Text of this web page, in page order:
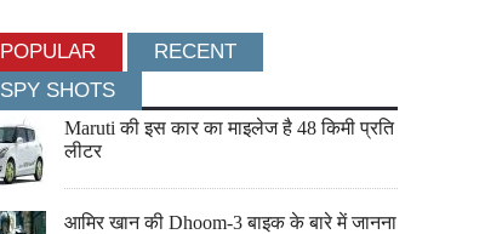
POPULAR
RECENT
SPY SHOTS
Maruti की इस कार का माइलेज है 48 किमी प्रति
लीटर
आमिर खान की Dhoom-3 बाइक के बारे में जानना